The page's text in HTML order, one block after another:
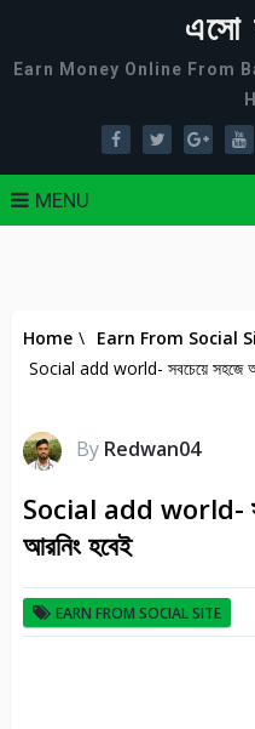
এসো
Earn Money Online From
MENU
Home \ Earn From Social
Social add world- সবচেয়ে সহজে
By Redwan04
Social add world-
আরনিং হবেই
EARN FROM SOCIAL SITE